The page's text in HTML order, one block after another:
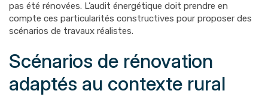
pas été rénovées. L’audit énergétique doit prendre en
compte ces particularités constructives pour proposer des
scénarios de travaux réalistes.
Scénarios de rénovation
adaptés au contexte rural